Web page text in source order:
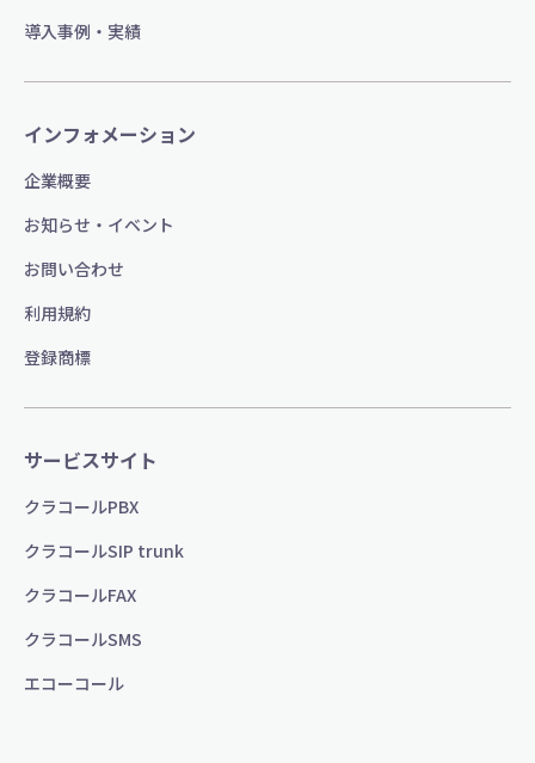
導入事例・実績
インフォメーション
企業概要
お知らせ・イベント
お問い合わせ
利用規約
登録商標
サービスサイト
クラコールPBX
クラコールSIP trunk
クラコールFAX
クラコールSMS
エコーコール